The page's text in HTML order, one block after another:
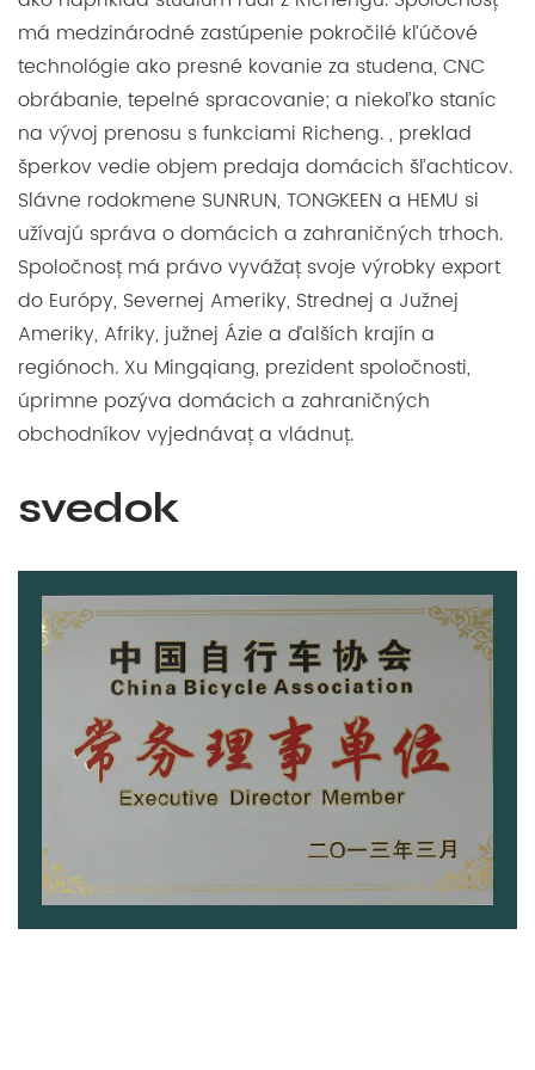
má medzinárodné zastúpenie pokročilé kľúčové
technológie ako presné kovanie za studena, CNC
obrábanie, tepelné spracovanie; a niekoľko staníc
na vývoj prenosu s funkciami Richeng. , preklad
šperkov vedie objem predaja domácich šľachticov.
Slávne rodokmene SUNRUN, TONGKEEN a HEMU si
užívajú správa o domácich a zahraničných trhoch.
Spoločnosť má právo vyvážať svoje výrobky export
do Európy, Severnej Ameriky, Strednej a Južnej
Ameriky, Afriky, južnej Ázie a ďalších krajín a
regiónoch. Xu Mingqiang, prezident spoločnosti,
úprimne pozýva domácich a zahraničných
obchodníkov vyjednávať a vládnuť.
svedok